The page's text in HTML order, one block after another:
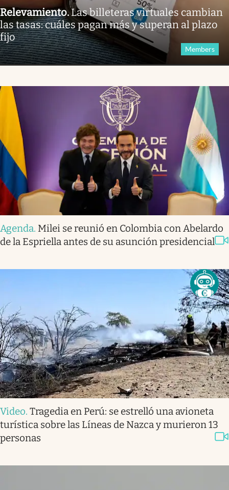
Relevamiento.Las billeteras virtuales cambian
las tasas: cuáles pagan más y superan al plazo
fijo
Members
Agenda. Milei se reunió en Colombia con Abelardo
de la Espriella antes de su asunción presidencial
Video. Tragedia en Perú: se estrelló una avioneta
turística sobre las Líneas de Nazca y murieron 13
personas